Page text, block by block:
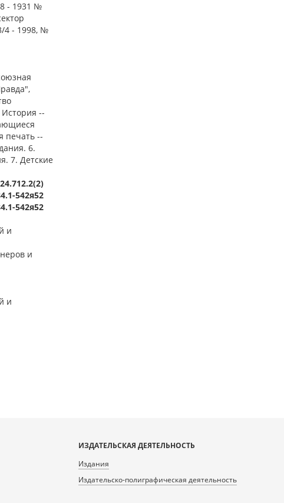
- 1931 №
4 - 1998, №
--
печать --
6.
7. Детские
542я52
542я52
и
и
и
ИЗДАТЕЛЬСКАЯ ДЕЯТЕЛЬНОСТЬ
Издания
Издательско-полиграфическая деятельность